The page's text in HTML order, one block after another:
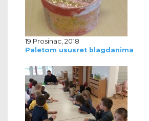
19 Prosinac, 2018
Paletom ususret blagdanima